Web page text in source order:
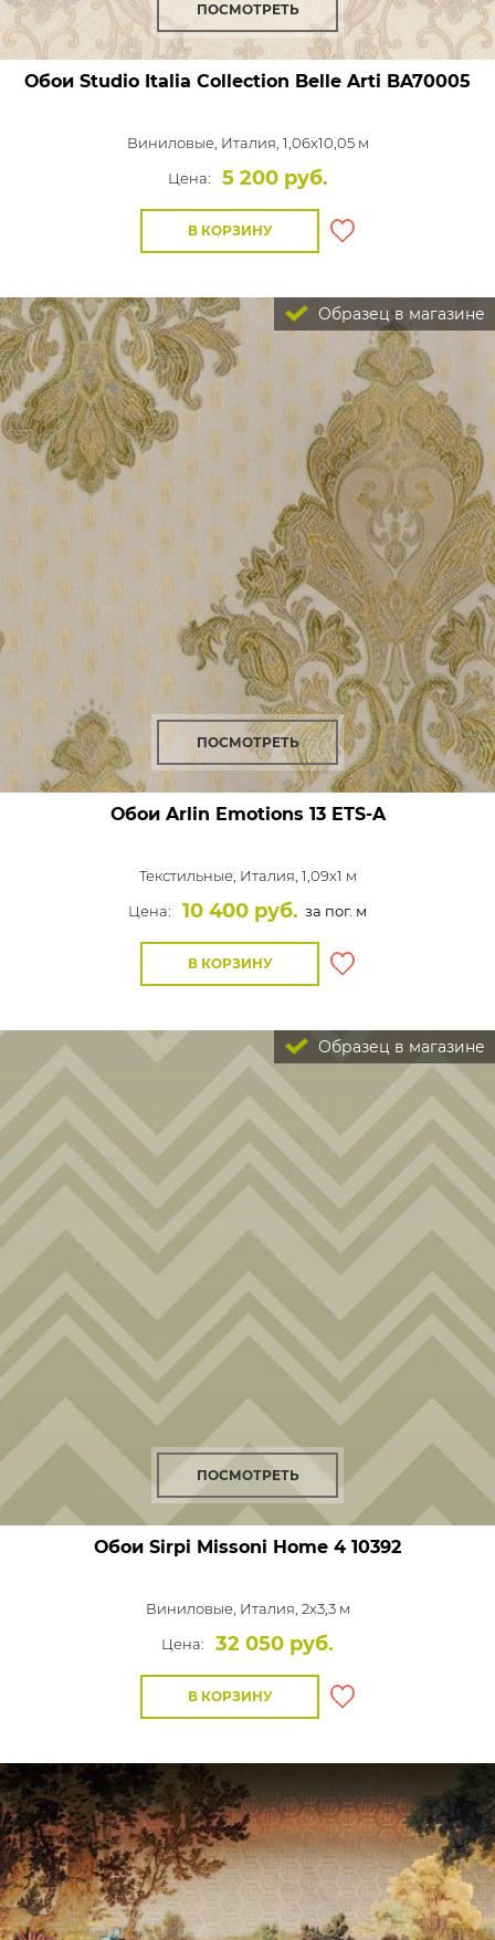
ПОСМОТРЕТЬ
Обои Studio Italia Collection Belle Arti BA70005
Виниловые, Италия, 1,06x10,05 м
Цена:
5 200 руб.
В КОРЗИНУ
Образец в магазине
ПОСМОТРЕТЬ
Обои Arlin Emotions 13 ETS-A
Текстильные, Италия, 1,09x1 м
Цена:
10 400 руб. за пог. м
В КОРЗИНУ
Образец в магазине
ПОСМОТРЕТЬ
Обои Sirpi Missoni Home 4 10392
Виниловые, Италия, 2x3,3 м
Цена:
32 050 руб.
В КОРЗИНУ